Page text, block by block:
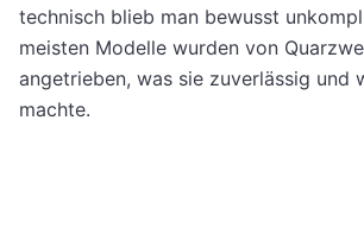
technisch blieb man bewusst
meisten Modelle wurden von
angetrieben, was sie zuverlässig und
machte.